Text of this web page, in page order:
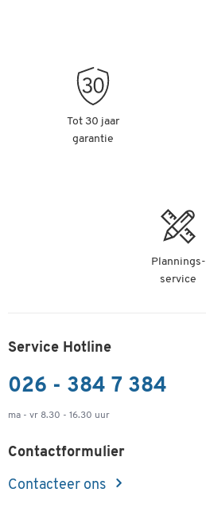
Tot 30 jaar
garantie
Plannings-
service
Service Hotline
026 - 384 7 384
ma - vr 8.30 - 16.30 uur
Contactformulier
Contacteer ons